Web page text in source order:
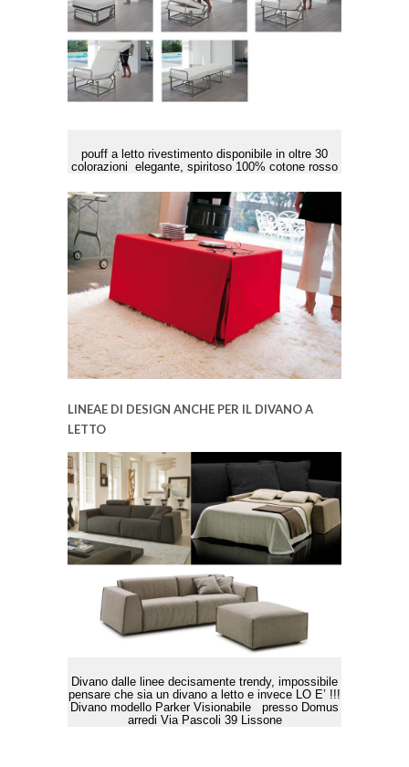
pouff a letto rivestimento disponibile in oltre 30
colorazioni elegante, spiritoso 100% cotone rosso
LINEAE DI DESIGN ANCHE PER IL DIVANO A
LETTO
Divano dalle linee decisamente trendy, impossibile
pensare che sia un divano a letto e invece LO E’ !!!
Divano modello Parker Visionabile presso Domus
arredi Via Pascoli 39 Lissone